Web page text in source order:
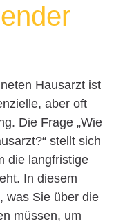
Hausarzt ist
aber oft
Die Frage „Wie
stellt sich
die langfristige
In diesem
was Sie über die
müssen, um